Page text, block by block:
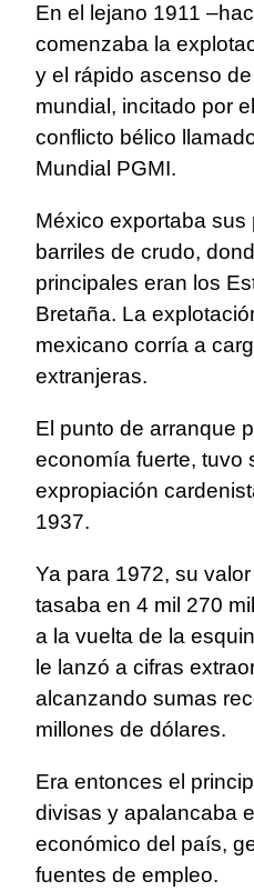
En el lejano 1911
comenzaba la
y el rápido ascenso
mundial, incitado por
conflicto bélico
Mundial PGMI.
México exportaba sus
barriles de crudo,
principales eran los
Bretaña. La
mexicano corría a
extranjeras.
El punto de arranque
economía fuerte, tuvo
expropiación
1937.
Ya para 1972, su
tasaba en 4 mil 270
a la vuelta de la
le lanzó a cifras
alcanzando sumas
millones de dólares.
Era entonces el
divisas y apalancaba
económico del país,
fuentes de empleo.